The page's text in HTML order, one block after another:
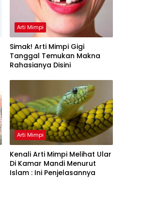
Arti Mimpi
Simak! Arti Mimpi Gigi
Tanggal Temukan Makna
Rahasianya Disini
Arti Mimpi
Kenali Arti Mimpi Melihat Ular
Di Kamar Mandi Menurut
Islam : Ini Penjelasannya